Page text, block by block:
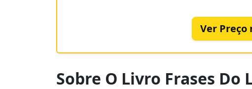
Ver Preço
Sobre O Livro Frases Do